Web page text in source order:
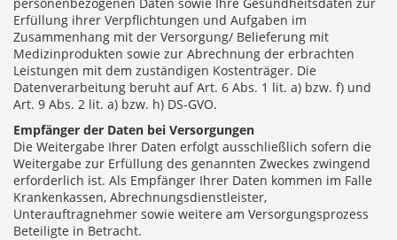
Erfüllung ihrer Verpflichtungen und Aufgaben im
Zusammenhang mit der Versorgung/ Belieferung mit
Medizinprodukten sowie zur Abrechnung der erbrachten
Leistungen mit dem zuständigen Kostenträger. Die
Datenverarbeitung beruht auf Art. 6 Abs. 1 lit. a) bzw. f) und
Art. 9 Abs. 2 lit. a) bzw. h) DS-GVO.
Empfänger der Daten bei Versorgungen
Die Weitergabe Ihrer Daten erfolgt ausschließlich sofern die
Weitergabe zur Erfüllung des genannten Zweckes zwingend
erforderlich ist. Als Empfänger Ihrer Daten kommen im Falle
Krankenkassen, Abrechnungsdienstleister,
Unterauftragnehmer sowie weitere am Versorgungsprozess
Beteiligte in Betracht.